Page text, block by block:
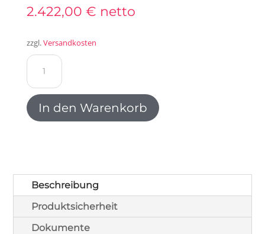
2.422,00 € netto
zzgl.Versandkosten
Clevertouch
Totem
55"
Commercial
In den Warenkorb
Beschreibung
Produktsicherheit
Dokumente